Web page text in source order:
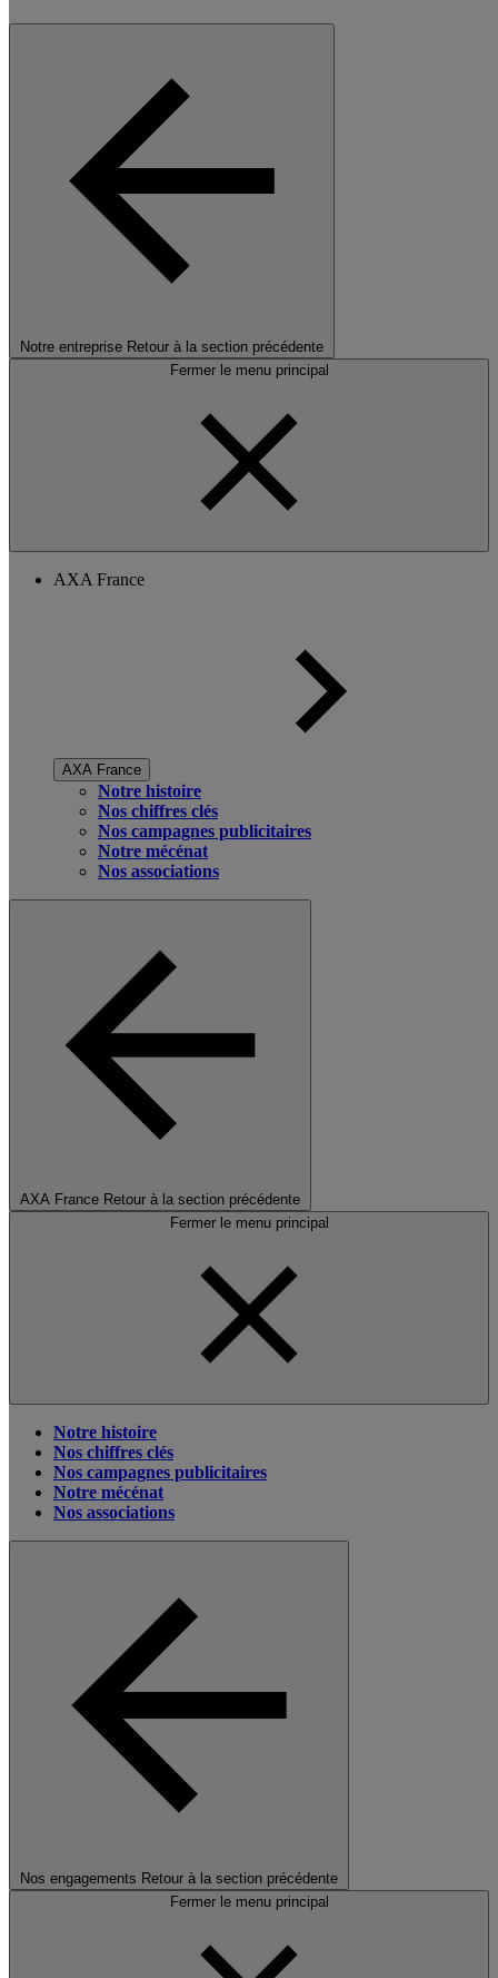
Notre entreprise Retour à la section précédente
Fermer le menu principal
AXA France
AXA France
Notre histoire
Nos chiffres clés
Nos campagnes publicitaires
Notre mécénat
Nos associations
AXA France Retour à la section précédente
Fermer le menu principal
Notre histoire
Nos chiffres clés
Nos campagnes publicitaires
Notre mécénat
Nos associations
Nos engagements Retour à la section précédente
Fermer le menu principal